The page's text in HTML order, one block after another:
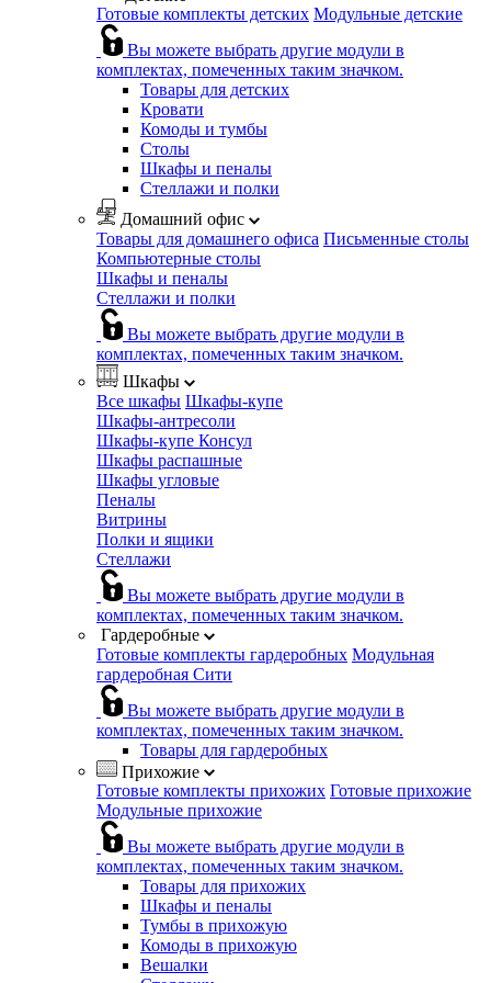
Готовые комплекты детских Модульные детские
Вы можете выбрать другие модули в
комплектах, помеченных таким значком.
Товары для детских
Кровати
Комоды и тумбы
Столы
Шкафы и пеналы
Стеллажи и полки
Домашний офис
Товары для домашнего офиса Письменные столы
Компьютерные столы
Шкафы и пеналы
Стеллажи и полки
Вы можете выбрать другие модули в
комплектах, помеченных таким значком.
Шкафы
Все шкафы Шкафы-купе
Шкафы-антресоли
Шкафы-купе Консул
Шкафы распашные
Шкафы угловые
Пеналы
Витрины
Полки и ящики
Стеллажи
Вы можете выбрать другие модули в
комплектах, помеченных таким значком.
Гардеробные
Готовые комплекты гардеробных Модульная
гардеробная Сити
Вы можете выбрать другие модули в
комплектах, помеченных таким значком.
Товары для гардеробных
Прихожие
Готовые комплекты прихожих Готовые прихожие
Модульные прихожие
Вы можете выбрать другие модули в
комплектах, помеченных таким значком.
Товары для прихожих
Шкафы и пеналы
Тумбы в прихожую
Комоды в прихожую
Вешалки